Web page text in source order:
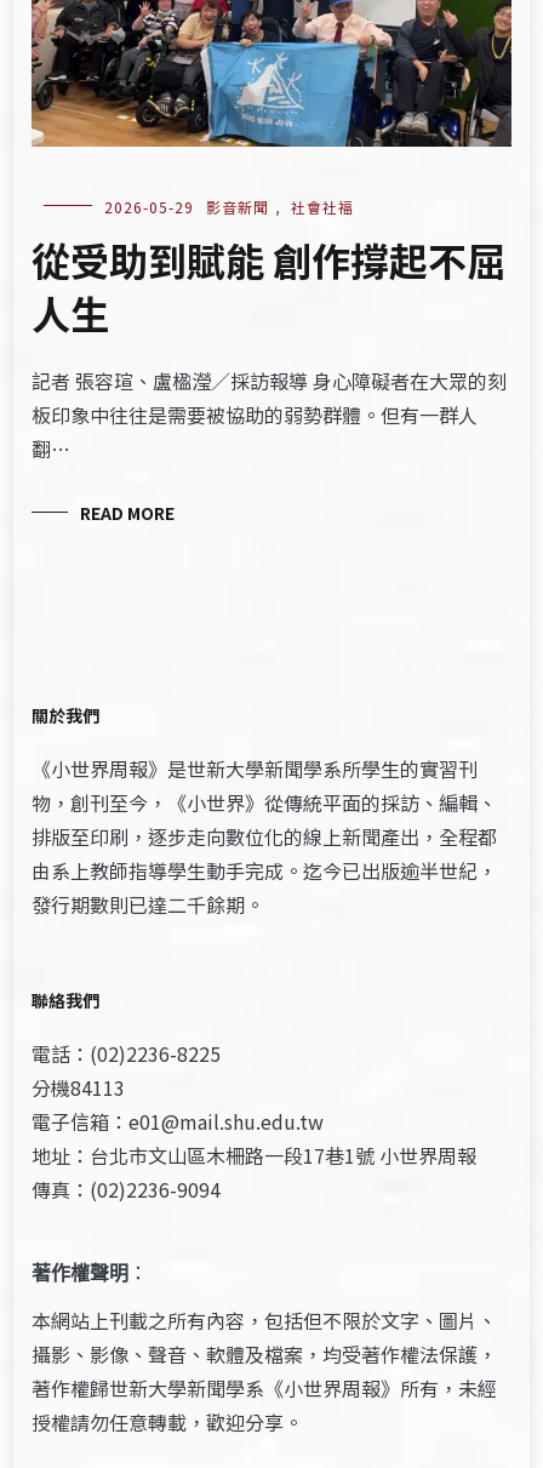
2026-05-29 影音新聞 , 社會社福
從受助到賦能 創作撐起不屈
人生
記者 張容瑄、盧楹瀅／採訪報導 身心障礙者在大眾的刻
板印象中往往是需要被協助的弱勢群體。但有一群人
翻…
READ MORE
關於我們
《小世界周報》是世新大學新聞學系所學生的實習刊
物，創刊至今，《小世界》從傳統平面的採訪、編輯、
排版至印刷，逐步走向數位化的線上新聞產出，全程都
由系上教師指導學生動手完成。迄今已出版逾半世紀，
發行期數則已達二千餘期。
聯絡我們
電話：(02)2236-8225
分機84113
電子信箱：e01@mail.shu.edu.tw
地址：台北市文山區木柵路一段17巷1號 小世界周報
傳真：(02)2236-9094
著作權聲明 ：
本網站上刊載之所有內容，包括但不限於文字、圖片、
攝影、影像、聲音、軟體及檔案，均受著作權法保護，
著作權歸世新大學新聞學系《小世界周報》所有，未經
授權請勿任意轉載，歡迎分享。